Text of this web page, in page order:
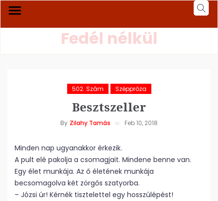
Fedél nélkül
502. Szám Széppróza
Besztszeller
By Zilahy Tamás Feb 10, 2018
Minden nap ugyanakkor érkezik.
A pult elé pakolja a csomagjait. Mindene benne van.
Egy élet munkája. Az ő életének munkája
becsomagolva két zörgős szatyorba.
– Józsi úr! Kérnék tisztelettel egy hosszúlépést!